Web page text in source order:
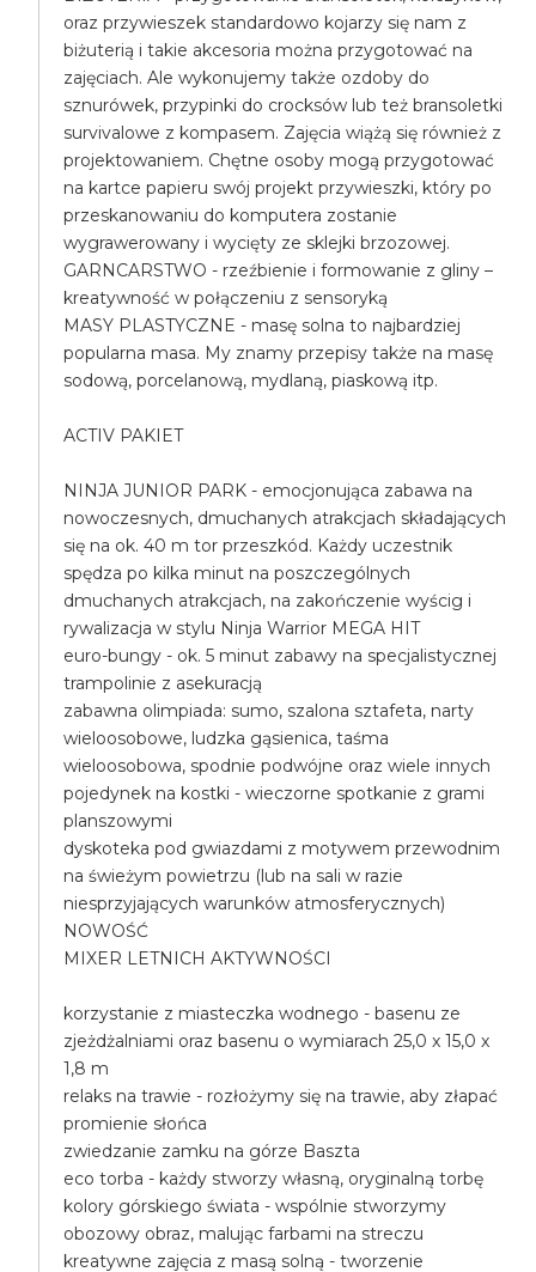
oraz przywieszek standardowo kojarzy się nam z
biżuterią i takie akcesoria można przygotować na
zajęciach. Ale wykonujemy także ozdoby do
sznurówek, przypinki do crocksów lub też bransoletki
survivalowe z kompasem. Zajęcia wiążą się również z
projektowaniem. Chętne osoby mogą przygotować
na kartce papieru swój projekt przywieszki, który po
przeskanowaniu do komputera zostanie
wygrawerowany i wycięty ze sklejki brzozowej.
GARNCARSTWO - rzeźbienie i formowanie z gliny –
kreatywność w połączeniu z sensoryką
MASY PLASTYCZNE - masę solna to najbardziej
popularna masa. My znamy przepisy także na masę
sodową, porcelanową, mydlaną, piaskową itp.
ACTIV PAKIET
NINJA JUNIOR PARK - emocjonująca zabawa na
nowoczesnych, dmuchanych atrakcjach składających
się na ok. 40 m tor przeszkód. Każdy uczestnik
spędza po kilka minut na poszczególnych
dmuchanych atrakcjach, na zakończenie wyścig i
rywalizacja w stylu Ninja Warrior MEGA HIT
euro-bungy - ok. 5 minut zabawy na specjalistycznej
trampolinie z asekuracją
zabawna olimpiada: sumo, szalona sztafeta, narty
wieloosobowe, ludzka gąsienica, taśma
wieloosobowa, spodnie podwójne oraz wiele innych
pojedynek na kostki - wieczorne spotkanie z grami
planszowymi
dyskoteka pod gwiazdami z motywem przewodnim
na świeżym powietrzu (lub na sali w razie
niesprzyjających warunków atmosferycznych)
NOWOŚĆ
MIXER LETNICH AKTYWNOŚCI
korzystanie z miasteczka wodnego - basenu ze
zjeżdżalniami oraz basenu o wymiarach 25,0 x 15,0 x
1,8 m
relaks na trawie - rozłożymy się na trawie, aby złapać
promienie słońca
zwiedzanie zamku na górze Baszta
eco torba - każdy stworzy własną, oryginalną torbę
kolory górskiego świata - wspólnie stworzymy
obozowy obraz, malując farbami na streczu
kreatywne zajęcia z masą solną - tworzenie